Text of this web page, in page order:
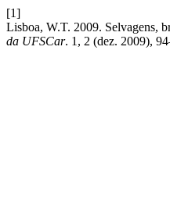
[1]
Lisboa, W.T. 2009. Selvagens,
da UFSCar. 1, 2 (dez. 2009),